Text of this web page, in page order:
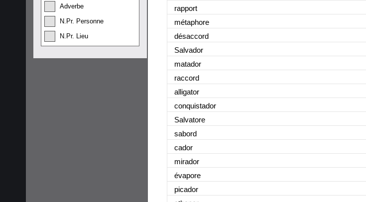
Adverbe
N.Pr. Personne
N.Pr. Lieu
rapport
métaphore
désaccord
Salvador
matador
raccord
alligator
conquistador
Salvatore
sabord
cador
mirador
évapore
picador